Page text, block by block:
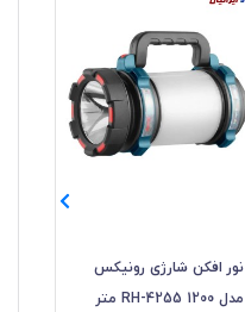
نور افکن شارژی رونیکس
مدل RH-4255 1200 متر